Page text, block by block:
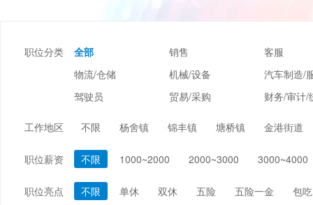
职位分类 全部 销售
客服
物流/仓储
机械/设备
汽车制造/
驾驶员
贸易/采购
财务/审计/
编辑/出版/印刷
金融/证券/投资
保险
能源/电力/矿产
化工 环保
工作地区 不限 杨舍镇 锦丰镇 塘桥镇 金港街道
职位薪资 不限 1000~2000 2000~3000 3000~4000
职位亮点 不限 单休 双休 五险 五险一金
包吃